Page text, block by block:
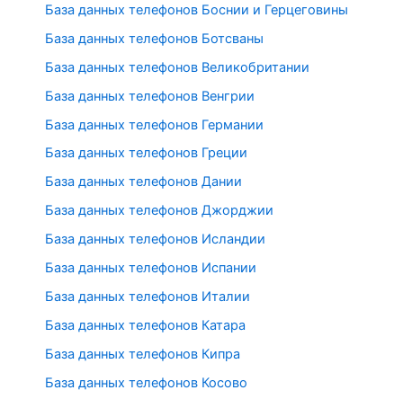
База данных телефонов Боснии и Герцеговины
База данных телефонов Ботсваны
База данных телефонов Великобритании
База данных телефонов Венгрии
База данных телефонов Германии
База данных телефонов Греции
База данных телефонов Дании
База данных телефонов Джорджии
База данных телефонов Исландии
База данных телефонов Испании
База данных телефонов Италии
База данных телефонов Катара
База данных телефонов Кипра
База данных телефонов Косово